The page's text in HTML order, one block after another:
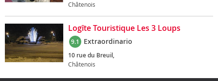
Châtenois
Logîte Touristique Les 3 Loups
9.1 Extraordinario
10 rue du Breuil,
Châtenois